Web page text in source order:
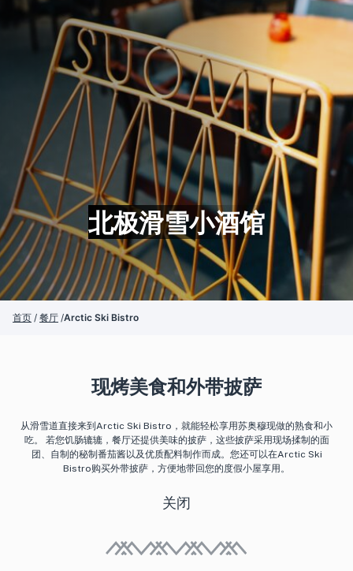
北极滑雪小酒馆
首页 / 餐厅 /Arctic Ski Bistro
现烤美食和外带披萨
从滑雪道直接来到Arctic Ski Bistro，就能轻松享用苏奥穆现做的熟食和小
吃。 若您饥肠辘辘，餐厅还提供美味的披萨，这些披萨采用现场揉制的面
团、自制的秘制番茄酱以及优质配料制作而成。您还可以在Arctic Ski
Bistro购买外带披萨，方便地带回您的度假小屋享用。
关闭